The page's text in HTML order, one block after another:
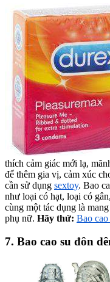
thích cảm giác mới lạ,
để thêm gia vị, cảm xúc
cần sử dụng sextoy. Bao
như loại có hạt, loại có
cùng một tác dụng là
phụ nữ. Hãy thử: Bao
7. Bao cao su đôn